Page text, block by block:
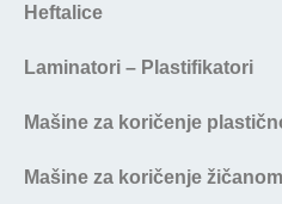
Heftalice
Laminatori – Plastifikatori
Mašine za koričenje
Mašine za koričenje